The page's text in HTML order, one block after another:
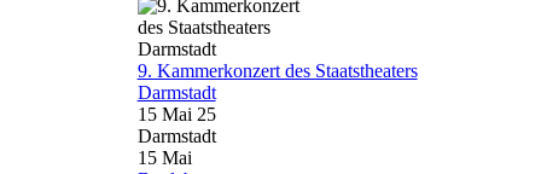
9. Kammerkonzert des Staatstheaters
Darmstadt
15 Mai 25
Darmstadt
15 Mai